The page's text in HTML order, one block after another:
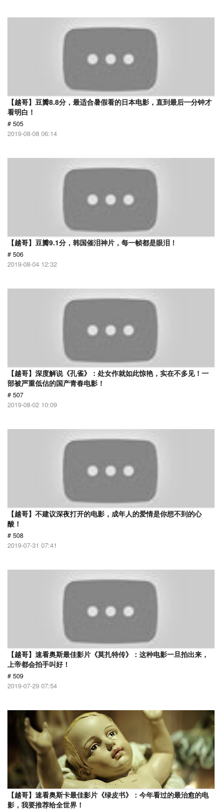
【越哥】豆瓣8.8分，最适合暑假看的日本电影，直到最后一分钟才
看明白！
# 505
2019-08-08 06:14
【越哥】豆瓣9.1分，韩国催泪神片，每一帧都是眼泪！
# 506
2019-08-04 12:32
【越哥】深度解说《孔雀》：处女作就如此惊艳，实在不多见！一
部被严重低估的国产青春电影！
# 507
2019-08-02 10:09
【越哥】不建议深夜打开的电影，成年人的爱情是你想不到的心
酸！
# 508
2019-07-31 07:41
【越哥】速看奥斯最佳影片《莫扎特传》：这种电影一旦拍出来，
上帝都会拍手叫好！
# 509
2019-07-29 07:54
【越哥】速看奥斯卡最佳影片《绿皮书》：今年看过的最治愈的电
影，我要推荐给全世界！